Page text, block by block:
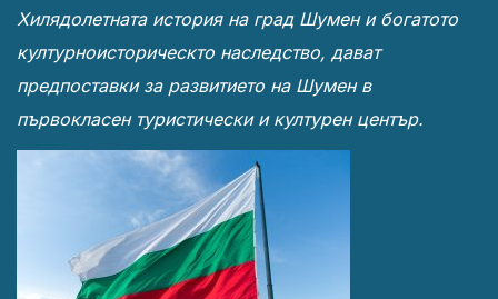
Хилядолетната история на град Шумен и богатото
културноисторическто наследство, дават
предпоставки за развитието на Шумен в
първокласен туристически и културен център.